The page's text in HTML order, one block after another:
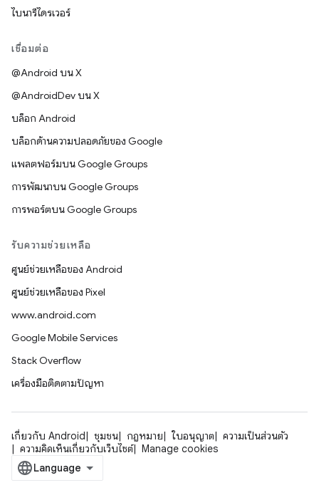
ไบนารีไดรเวอร์
เชื่อมต่อ
@Android บน X
@AndroidDev บน X
บล็อก Android
บล็อกด้านความปลอดภัยของ Google
แพลตฟอร์มบน Google Groups
การพัฒนาบน Google Groups
การพอร์ตบน Google Groups
รับความช่วยเหลือ
ศูนย์ช่วยเหลือของ Android
ศูนย์ช่วยเหลือของ Pixel
www.android.com
Google Mobile Services
Stack Overflow
เครื่องมือติดตามปัญหา
เกี่ยวกับ Android ชุมชน กฎหมาย ใบอนุญาต
ความเป็นส่วนตัว
ความคิดเห็นเกี่ยวกับเว็บไซต์
Manage cookies